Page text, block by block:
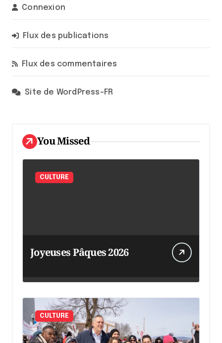
Connexion
Flux des publications
Flux des commentaires
Site de WordPress-FR
You Missed
CULTURE
Joyeuses Pâques 2026
CULTURE